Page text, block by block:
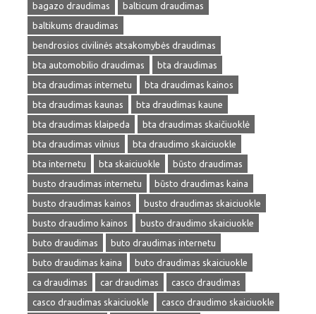
bagazo draudimas
balticum draudimas
baltikums draudimas
bendrosios civilinės atsakomybės draudimas
bta automobilio draudimas
bta draudimas
bta draudimas internetu
bta draudimas kainos
bta draudimas kaunas
bta draudimas kaune
bta draudimas klaipeda
bta draudimas skaičiuoklė
bta draudimas vilnius
bta draudimo skaiciuokle
bta internetu
bta skaiciuokle
būsto draudimas
busto draudimas internetu
būsto draudimas kaina
busto draudimas kainos
busto draudimas skaiciuokle
busto draudimo kainos
busto draudimo skaiciuokle
buto draudimas
buto draudimas internetu
buto draudimas kaina
buto draudimas skaiciuokle
ca draudimas
car draudimas
casco draudimas
casco draudimas skaiciuokle
casco draudimo skaiciuokle